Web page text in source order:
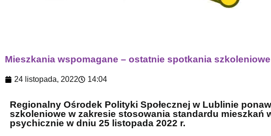
Mieszkania wspomagane – ostatnie spotkania
24 listopada, 2022 14:04
Regionalny Ośrodek Polityki Społecznej w Lublinie
szkoleniowe w zakresie stosowania standardu
psychicznie w dniu 25 listopada 2022 r.